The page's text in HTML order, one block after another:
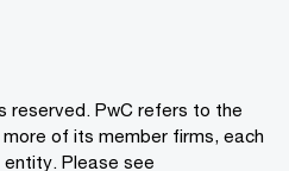
reserved. PwC refers to the
of its member firms, each
Please see